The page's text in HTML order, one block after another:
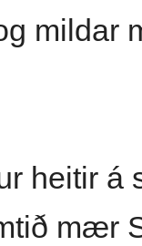
mildar
heitir á
mær